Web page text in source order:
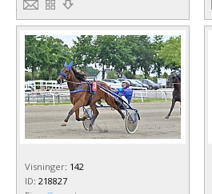
Visninger: 142
ID: 218827